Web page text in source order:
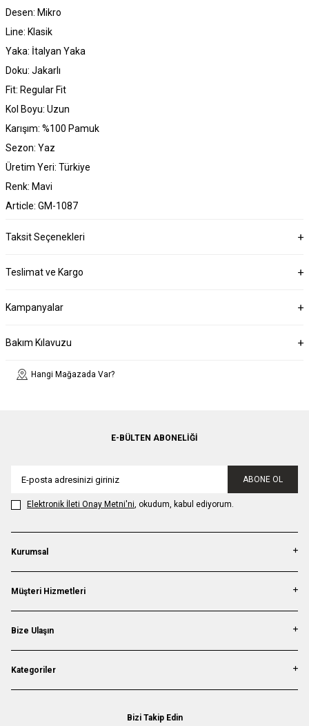
Desen: Mikro
Line: Klasik
Yaka: İtalyan Yaka
Doku: Jakarlı
Fit: Regular Fit
Kol Boyu: Uzun
Karışım: %100 Pamuk
Sezon: Yaz
Üretim Yeri: Türkiye
Renk: Mavi
Article: GM-1087
Taksit Seçenekleri
Teslimat ve Kargo
Kampanyalar
Bakım Kılavuzu
Hangi Mağazada Var?
E-BÜLTEN ABONELIĞI
ABONE OL
Elektronik İleti Onay Metni'ni, okudum, kabul ediyorum.
Kurumsal
Müşteri Hizmetleri
Bize Ulaşın
Kategoriler
Bizi Takip Edin